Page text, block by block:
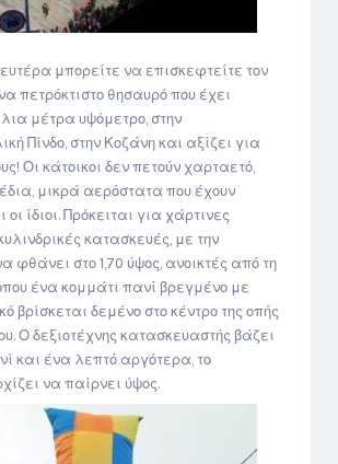
μπορείτε να επισκεφτείτε τον
πετρόκτιστο θησαυρό που έχει
μέτρα υψόμετρο, στην
Πίνδο, στην Κοζάνη και αξίζει για
Οι κάτοικοι δεν πετούν χαρταετό,
μικρά αερόστατα που έχουν
ίδιοι. Πρόκειται για χάρτινες
κατασκευές, με την
φθάνει στο 1,70 ύψος, ανοικτές από τη
ένα κομμάτι πανί βρεγμένο με
βρίσκεται δεμένο στο κέντρο της οπής
Ο δεξιοτέχνης κατασκευαστής βάζει
και ένα λεπτό αργότερα, το
να παίρνει ύψος.